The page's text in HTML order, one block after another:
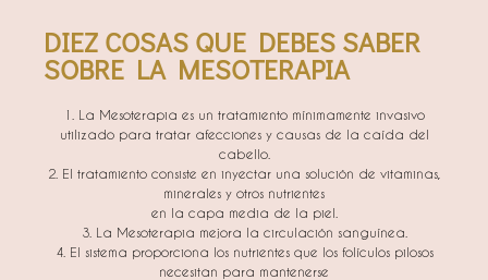
DIEZ COSAS QUE DEBES SABER
SOBRE LA MESOTERAPIA​
1. La Mesoterapia es un tratamiento mínimamente invasivo
utilizado para tratar afecciones y causas de la caída del
cabello.
2. El tratamiento consiste en inyectar una solución de vitaminas,
minerales y otros nutrientes
en la capa media de la piel.
3. La Mesoterapia mejora la circulación sanguínea.
4. El sistema proporciona los nutrientes que los folículos pilosos
necesitan para mantenerse